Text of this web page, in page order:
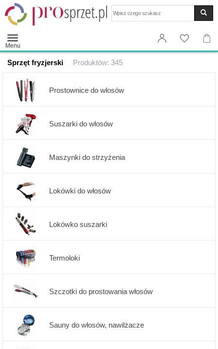
Menu
Sprzęt fryzjerski Produktów: 345
Prostownice do włosów
Suszarki do włosów
Maszynki do strzyżenia
Lokówki do włosów
Lokówko suszarki
Termoloki
Szczotki do prostowania włosów
Sauny do włosów, nawilżacze